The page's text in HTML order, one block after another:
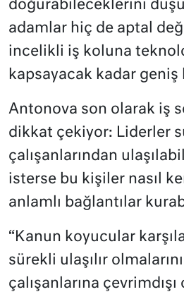
doğurabileceklerini
adamlar hiç de aptal
incelikli iş koluna
kapsayacak kadar geniş
Antonova son olarak iş
dikkat çekiyor: Liderler
çalışanlarından
isterse bu kişiler nasıl
anlamlı bağlantılar
“Kanun koyucular
sürekli ulaşılır
çalışanlarına